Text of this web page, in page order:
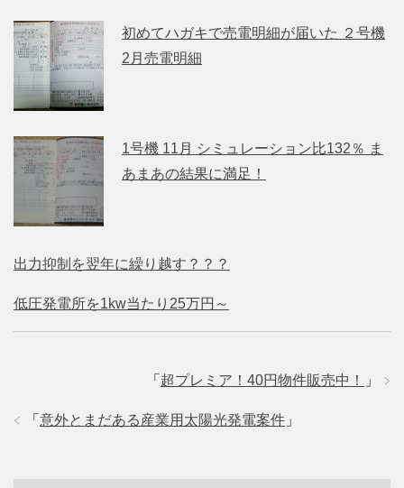
初めてハガキで売電明細が届いた ２号機
2月売電明細
1号機 11月 シミュレーション比132％ ま
あまあの結果に満足！
出力抑制を翌年に繰り越す？？？
低圧発電所を1kw当たり25万円～
「 超プレミア！40円物件販売中！ 」
「 意外とまだある産業用太陽光発電案件 」